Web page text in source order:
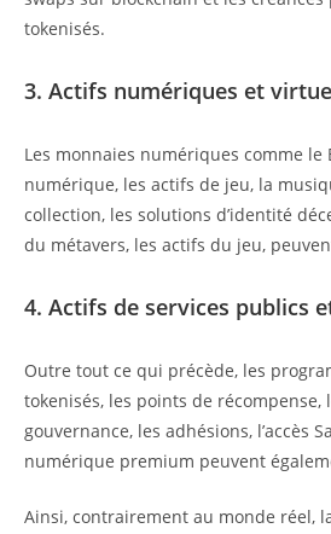
tokenisés.
3. Actifs numériques et
Les monnaies numériques comme le
numérique, les actifs de jeu, la
collection, les solutions d’identité
du métavers, les actifs du jeu,
4. Actifs de services publics
Outre tout ce qui précède, les
tokenisés, les points de récompense,
gouvernance, les adhésions, l’accès
numérique premium peuvent
Ainsi, contrairement au monde réel,